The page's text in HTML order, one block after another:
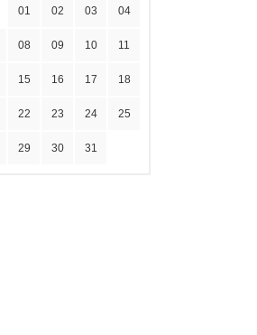
01 02 03 04
08 09 10 11
15 16 17 18
22 23 24 25
29 30 31